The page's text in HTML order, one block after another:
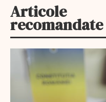
Articole
recomandate